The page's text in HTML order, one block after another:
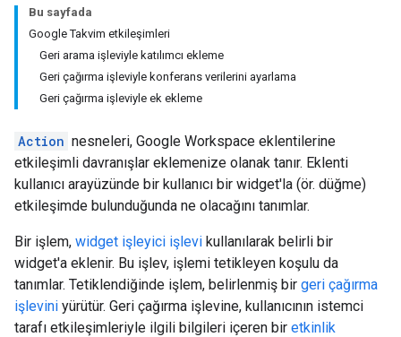
Bu sayfada
Google Takvim etkileşimleri
Geri arama işleviyle katılımcı ekleme
Geri çağırma işleviyle konferans verilerini ayarlama
Geri çağırma işleviyle ek ekleme
Action nesneleri, Google Workspace eklentilerine
etkileşimli davranışlar eklemenize olanak tanır. Eklenti
kullanıcı arayüzünde bir kullanıcı bir widget'la (ör. düğme)
etkileşimde bulunduğunda ne olacağını tanımlar.
Bir işlem, widget işleyici işlevi kullanılarak belirli bir
widget'a eklenir. Bu işlev, işlemi tetikleyen koşulu da
tanımlar. Tetiklendiğinde işlem, belirlenmiş bir geri çağırma
işlevini yürütür. Geri çağırma işlevine, kullanıcının istemci
tarafı etkileşimleriyle ilgili bilgileri içeren bir etkinlik